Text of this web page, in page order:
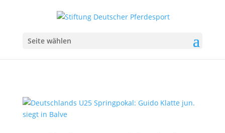
Seite wählen